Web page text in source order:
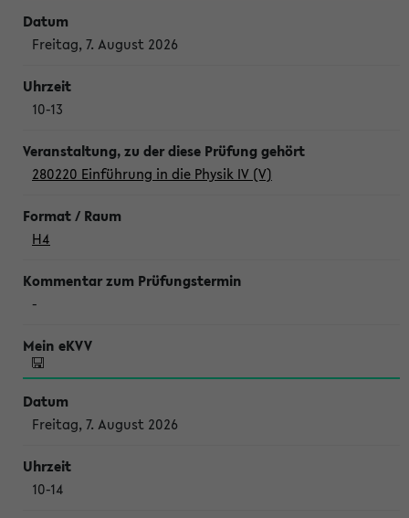
Freitag, 7. August 2026
10-13
280220 Einführung in die Physik IV (V)
H4
-
Freitag, 7. August 2026
10-14